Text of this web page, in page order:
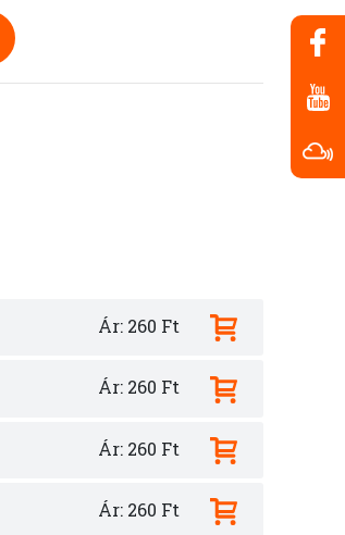
Ár: 260 Ft
Ár: 260 Ft
Ár: 260 Ft
Ár: 260 Ft